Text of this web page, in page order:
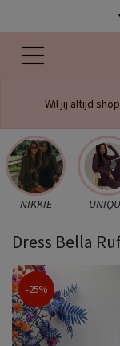
Wil jij altijd
NIKKIE
Dress Bella
-25%